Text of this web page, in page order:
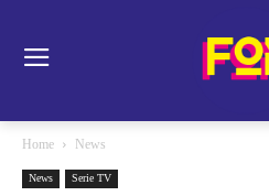
Home News
News Serie TV